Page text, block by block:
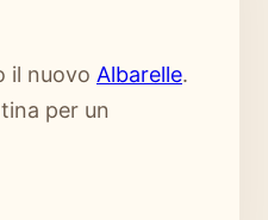
il nuovo Albarelle.
per un